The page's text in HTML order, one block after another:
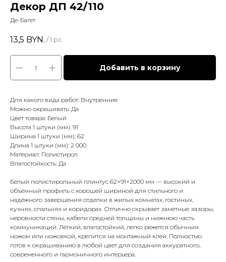
Декор ДП 42/110
Де-Багет
13,5 BYN. / 1 pc
Добавить в корзину
Для какого вида работ: Внутренние
Можно окрашивать: Да
Цвет товара: Белый
Высота 1 штуки (мм): 91
Ширина 1 штуки (мм): 62
Длина 1 штуки (мм): 2 000
Материал: Полистирол
Влагостойкость: Да
Белый полистирольный плинтус 62×91×2000 мм — высокий и
объёмный профиль с хорошей шириной для стильного и
надёжного завершения отделки в жилых комнатах, гостиных,
кухнях, спальнях и коридорах. Отлично скрывает заметные зазоры,
неровности стены, кабели средней толщины и нижнюю часть
коммуникаций. Лёгкий, влагостойкий, легко режется обычным
ножом или ножовкой, крепится на монтажный клей. Полностью
готов к окрашиванию в любой цвет для создания аккуратного,
современного и гармоничного интерьера.